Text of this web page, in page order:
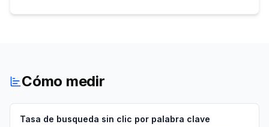
Cómo medir
Tasa de busqueda sin clic por palabra clave